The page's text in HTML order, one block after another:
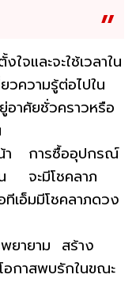
และจะใช้เวลาใน
วความรู้ต่อไปใน
าศัยชั่วคราวหรือ
า การซื้ออุปกรณ์
น จะมีโชคลาภ
เอ็มมีโชคลาภดวง
ยายาม สร้าง
กาสพบรักในขณะ